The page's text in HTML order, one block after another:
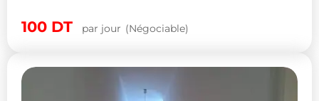
100 DT par jour (Négociable)